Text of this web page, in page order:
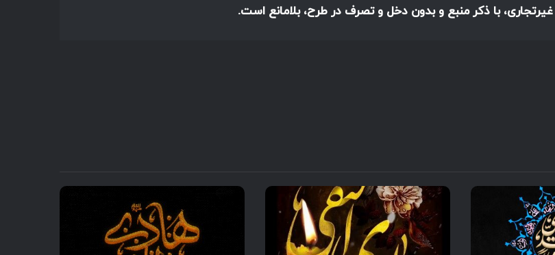
با ذکر منبع و بدون دخل و تصرف در طرح، بلامانع است.